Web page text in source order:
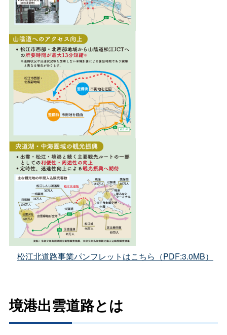
松江北道路事業パンフレットはこちら（PDF:3.0MB）
境港出雲道路とは